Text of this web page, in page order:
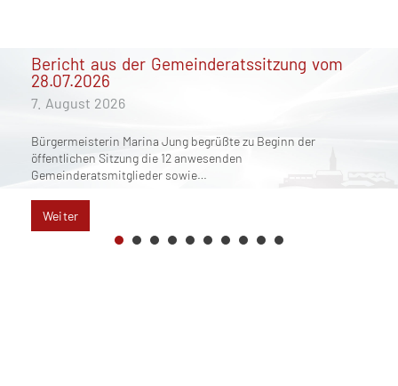
Hinweis zur aktuellen Trockenheit und zum
Wasserverbrauch
4. August 2026
Aufgrund der anhaltenden Trockenheit und der damit
verbundenen geringen Niederschlagsmengen sind die
verfügbaren Wasserressourcen…
Weiter